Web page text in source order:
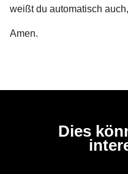
weißt du automatisch
Amen.
Dies